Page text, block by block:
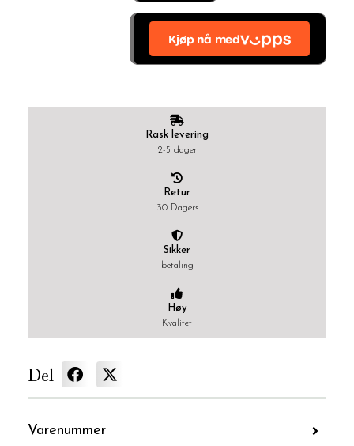
Rask levering
2-5 dager
Retur
30 Dagers
Sikker
betaling
Høy
Kvalitet
Del
Varenummer